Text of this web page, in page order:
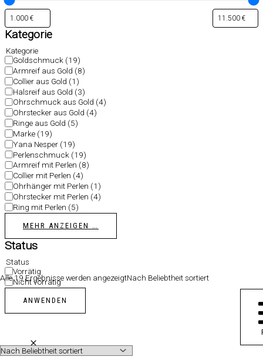
Alle 19 Ergebnisse werden angezeigtNach Beliebtheit sortiert
Kategorie
Kategorie
Goldschmuck (19)
Armreif aus Gold (8)
Collier aus Gold (1)
Halsreif aus Gold (3)
Ohrschmuck aus Gold (4)
Ohrstecker aus Gold (4)
Ringe aus Gold (5)
Marke (19)
Yana Nesper (19)
Perlenschmuck (19)
Armreif mit Perlen (8)
Collier mit Perlen (4)
Ohrhänger mit Perlen (1)
Ohrstecker mit Perlen (4)
Ring mit Perlen (5)
MEHR ANZEIGEN …
Status
Status
Vorrätig
Nicht vorrätig
ANWENDEN